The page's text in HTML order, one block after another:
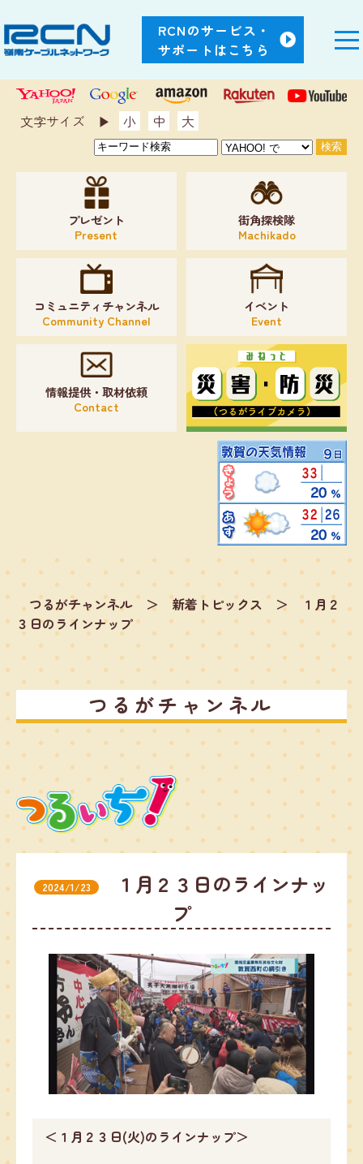
RCNのサービス・
サポートはこちら
文字サイズ ▶︎ 小 中 大
プレゼント
Present
街角探検隊
Machikado
コミュニティチャンネル
Community Channel
イベント
Event
情報提供・取材依頼
Contact
つるがチャンネル ＞ 新着トピックス ＞
１月２
３日のラインナップ
つるがチャンネル
2024/1/23
１月２３日のラインナッ
プ
＜１月２３日(火)のラインナップ＞